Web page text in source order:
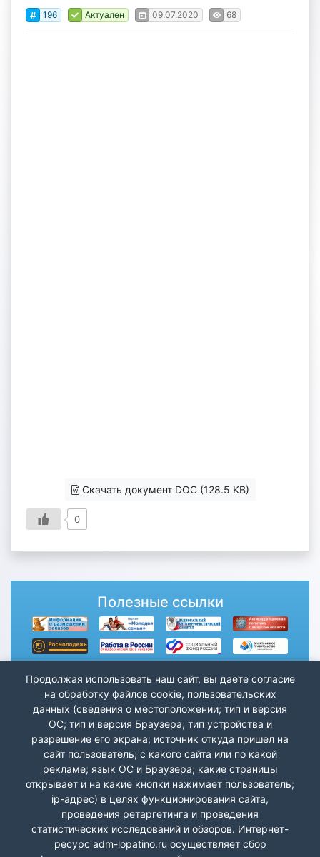
196 Актуален 09.07.2020 68
Скачать документ DOC (128.5 KB)
0
Полезные ссылки
Продолжая использовать наш сайт, вы даете согласие
на обработку файлов cookie, пользовательских
данных (сведения о местоположении; тип и версия
ОС; тип и версия Браузера; тип устройства и
разрешение его экрана; источник откуда пришел на
сайт пользователь; с какого сайта или по какой
рекламе; язык ОС и Браузера; какие страницы
открывает и на какие кнопки нажимает пользователь;
ip-адрес) в целях функционирования сайта,
проведения ретаргетинга и проведения
статистических исследований и обзоров. Интернет-
ресурс adm-lopatino.ru осуществляет сбор